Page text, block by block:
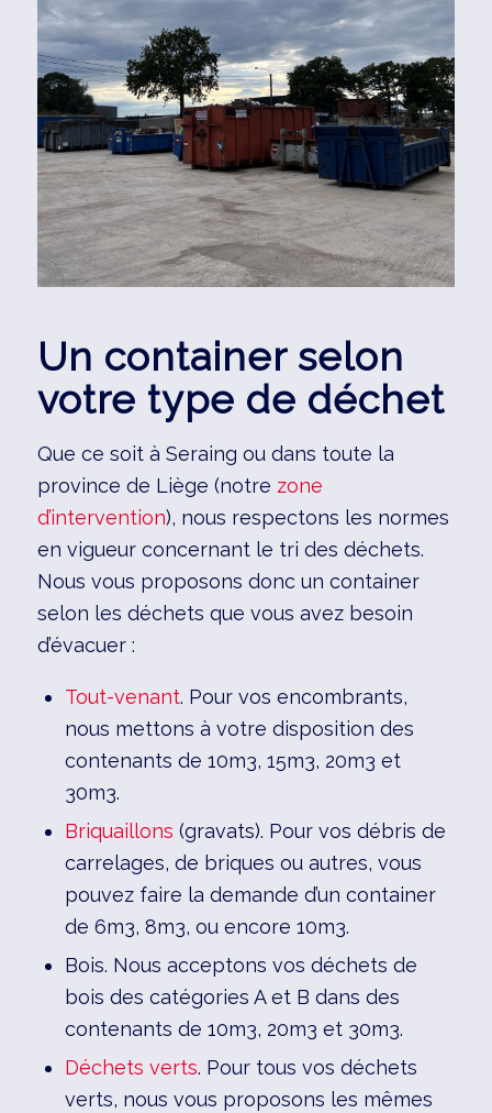
Un container selon
votre type de déchet
Que ce soit à Seraing ou dans toute la
province de Liège (notre zone
d’intervention), nous respectons les normes
en vigueur concernant le tri des déchets.
Nous vous proposons donc un container
selon les déchets que vous avez besoin
d’évacuer :
Tout-venant. Pour vos encombrants,
nous mettons à votre disposition des
contenants de 10m3, 15m3, 20m3 et
30m3.
Briquaillons (gravats). Pour vos débris de
carrelages, de briques ou autres, vous
pouvez faire la demande d’un container
de 6m3, 8m3, ou encore 10m3.
Bois. Nous acceptons vos déchets de
bois des catégories A et B dans des
contenants de 10m3, 20m3 et 30m3.
Déchets verts. Pour tous vos déchets
verts, nous vous proposons les mêmes